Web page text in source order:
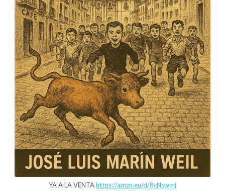
YA A LA VENTAhttps://amzn.eu/d/8cNswmj